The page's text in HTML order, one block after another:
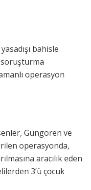
bahisle
operasyon
Güngören ve
operasyonda,
aracılık eden
3’ü çocuk